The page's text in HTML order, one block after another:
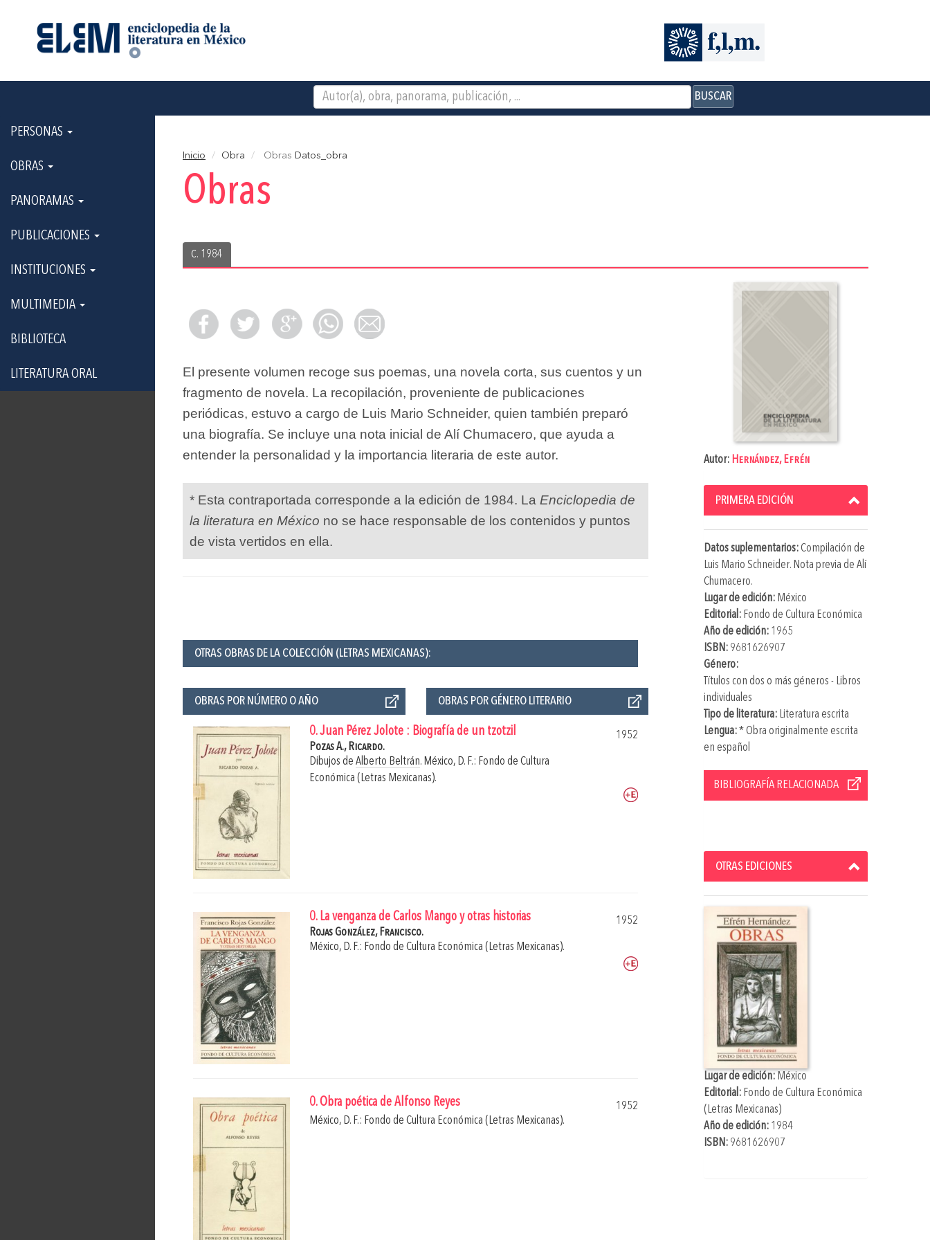
BUSCAR
PERSONAS
OBRAS
PANORAMAS
PUBLICACIONES
INSTITUCIONES
MULTIMEDIA
BIBLIOTECA
LITERATURA ORAL
Inicio Obra Obras Datos_obra
Obras
C. 1984
Autor: Hernández, Efrén
PRIMERA EDICIÓN
Datos suplementarios:Compilación de
Luis Mario Schneider. Nota previa de Alí
Chumacero.
Lugar de edición: México
Editorial: Fondo de Cultura Económica
Año de edición:1965
ISBN: 9681626907
Género:
Títulos con dos o más géneros - Libros
individuales
Tipo de literatura:Literatura escrita
Lengua:* Obra originalmente escrita
en español
BIBLIOGRAFÍA RELACIONADA
OTRAS EDICIONES
Lugar de edición: México
Editorial: Fondo de Cultura Económica
(Letras Mexicanas)
Año de edición:1984
ISBN: 9681626907
El presente volumen recoge sus poemas, una novela corta, sus cuentos y un
fragmento de novela. La recopilación, proveniente de publicaciones
periódicas, estuvo a cargo de Luis Mario Schneider, quien también preparó
una biografía. Se incluye una nota inicial de Alí Chumacero, que ayuda a
entender la personalidad y la importancia literaria de este autor.
* Esta contraportada corresponde a la edición de 1984. La Enciclopedia de
la literatura en México no se hace responsable de los contenidos y puntos
de vista vertidos en ella.
OTRAS OBRAS DE LA COLECCIÓN (LETRAS MEXICANAS):
OBRAS POR NÚMERO O AÑO OBRAS POR GÉNERO LITERARIO
0. Juan Pérez Jolote : Biografía de un tzotzil
1952
Pozas A., Ricardo.
Dibujos deAlberto Beltrán. México, D. F.: Fondo de Cultura
Económica (Letras Mexicanas).
0. La venganza de Carlos Mango y otras historias
1952
Rojas González, Francisco.
México, D. F.: Fondo de Cultura Económica (Letras Mexicanas).
0. Obra poética de Alfonso Reyes
1952
México, D. F.: Fondo de Cultura Económica (Letras Mexicanas).